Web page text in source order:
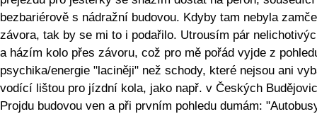
bezbariérově s nádražní budovou. Kdyby tam nebyla
závora, tak by se mi to i podařilo. Utrousím pár
a házím kolo přes závoru, což pro mě pořád vyjde z
psychika/energie "laciněji" než schody, které nejsou ani
vodící lištou pro jízdní kola, jako např. v Českých
Projdu budovou ven a při prvním pohledu dumám: